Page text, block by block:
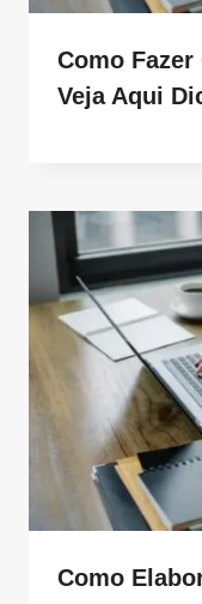
Como Fazer
Veja Aqui
Como